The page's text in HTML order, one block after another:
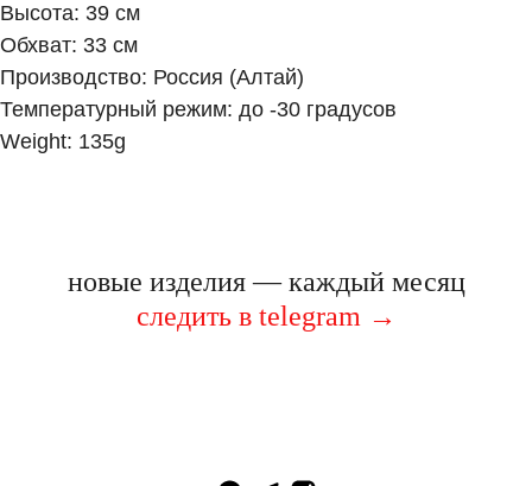
Высота: 39 см
Обхват: 33 см
Производство: Россия (Алтай)
Температурный режим: до -30 градусов
Weight: 135g
новые изделия — каждый месяц
следить в telegram →